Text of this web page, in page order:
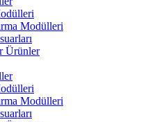
Modülleri
Ürünler
Modülleri